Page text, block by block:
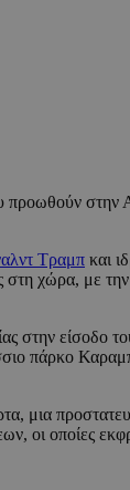
προωθούν στην
Τραμπ και
στη χώρα, με
στην
πάρκο
μια
οι οποίες